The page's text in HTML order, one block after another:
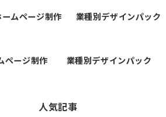
ページ制作 業種別デザインパック
ームページ制作 業種別デザインパック
人気記事